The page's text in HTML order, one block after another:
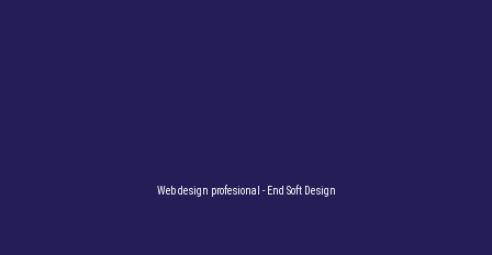
Web design profesional - End Soft Design